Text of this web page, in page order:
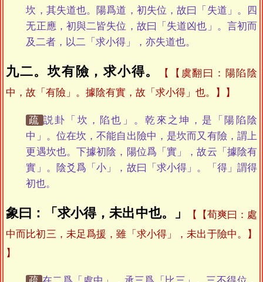
坎，其失道也。陽爲道，初失位，故曰「失道」。四
无正應，初與二皆失位，故曰「失道凶也」。言初而
及二者，以二「求小得」，亦失道也。
九二。坎有險，求小得。
【虞翻曰：陽陷陰
中，故「有險」。據陰有實，故「求小得」也。】
疏 説卦「坎，陷也」。乾來之坤，是「陽陷陰
中」。位在坎，不能自出險中，是坎而又有險，謂上
更遇坎也。下據初陰，陽位爲「實」，故云「據陰有
實」。陰爻爲「小」，故曰「求小得」。「得」謂得
初也。
象曰：「求小得，未出中也。」
【荀爽曰：處
中而比初三，未足爲援，雖「求小得」，未出于險中。】